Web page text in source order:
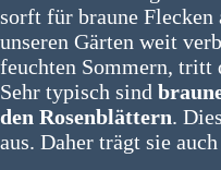
sorft für braune Flecken
unseren Gärten weit
feuchten Sommern, tritt
Sehr typisch sind
den Rosenblättern.
aus. Daher trägt sie